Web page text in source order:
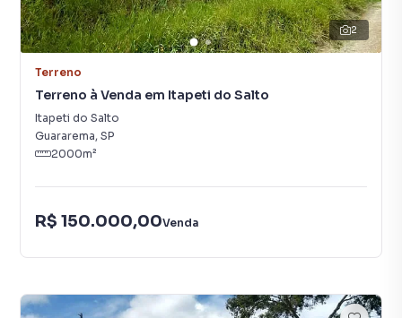
2
Terreno
Terreno à Venda em Itapeti do Salto
Itapeti do Salto
Guararema, SP
2000m²
R$ 150.000,00Venda